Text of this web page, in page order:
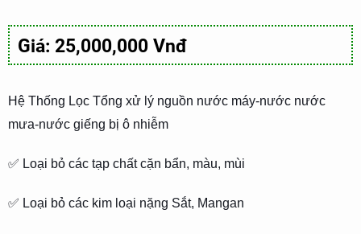
Giá: 25,000,000 Vnđ
Hệ Thống Lọc Tổng xử lý nguồn nước máy-nước nước
mưa-nước giếng bị ô nhiễm
✅ Loại bỏ các tạp chất cặn bẩn, màu, mùi
✅ Loại bỏ các kim loại nặng Sắt, Mangan